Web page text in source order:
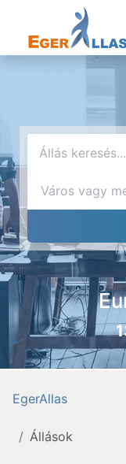
EgerAllas
Állások